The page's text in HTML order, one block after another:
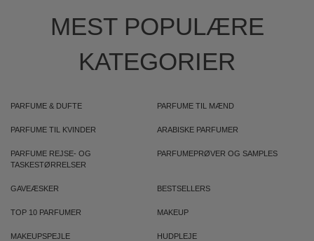
MEST POPULÆRE
KATEGORIER
PARFUME & DUFTE PARFUME TIL MÆND
PARFUME TIL KVINDER ARABISKE PARFUMER
PARFUME REJSE- OG
TASKESTØRRELSER
PARFUMEPRØVER OG SAMPLES
GAVEÆSKER BESTSELLERS
TOP 10 PARFUMER MAKEUP
MAKEUPSPEJLE HUDPLEJE